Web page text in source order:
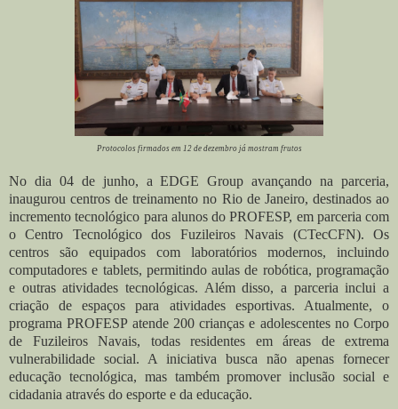
Protocolos firmados em 12 de dezembro já mostram frutos
No dia 04 de junho, a EDGE Group avançando na parceria,
inaugurou centros de treinamento no Rio de Janeiro, destinados ao
incremento tecnológico para alunos do PROFESP, em parceria com
o Centro Tecnológico dos Fuzileiros Navais (CTecCFN). Os
centros são equipados com laboratórios modernos, incluindo
computadores e tablets, permitindo aulas de robótica, programação
e outras atividades tecnológicas. Além disso, a parceria inclui a
criação de espaços para atividades esportivas. Atualmente, o
programa PROFESP atende 200 crianças e adolescentes no Corpo
de Fuzileiros Navais, todas residentes em áreas de extrema
vulnerabilidade social. A iniciativa busca não apenas fornecer
educação tecnológica, mas também promover inclusão social e
cidadania através do esporte e da educação.